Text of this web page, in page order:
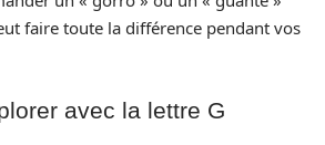
faire toute la différence pendant vos
avec la lettre G